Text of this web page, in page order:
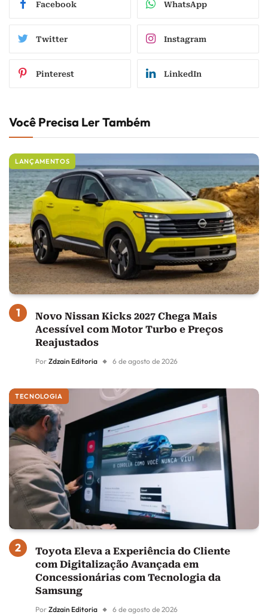
Facebook WhatsApp
Twitter Instagram
Pinterest LinkedIn
Você Precisa Ler Também
LANÇAMENTOS
Novo Nissan Kicks 2027 Chega Mais
Acessível com Motor Turbo e Preços
Reajustados
Por Zdzain Editoria 6 de agosto de 2026
TECNOLOGIA
Toyota Eleva a Experiência do Cliente
com Digitalização Avançada em
Concessionárias com Tecnologia da
Samsung
Por Zdzain Editoria 6 de agosto de 2026